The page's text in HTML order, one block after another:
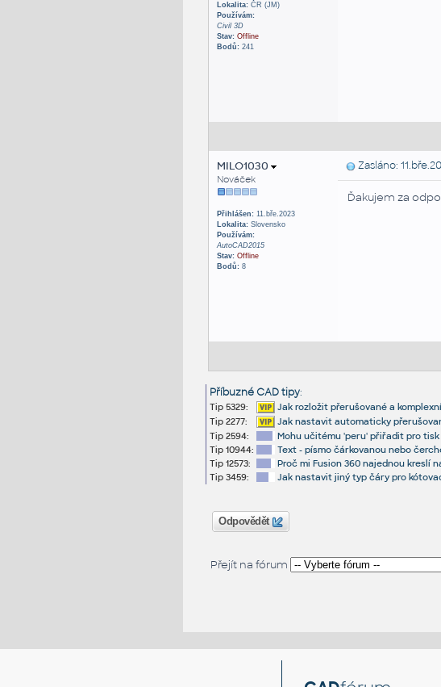
Lokalita:ČR (JM)
Používám:
Civil 3D
Stav: Offline
Bodů:241
MILO1030
Nováček
Přihlášen:11.bře.2023
Lokalita:Slovensko
Používám:
AutoCAD2015
Stav: Offline
Bodů:8
Zasláno:
Ďakujem za
Příbuzné CAD tipy:
Tip 5329:
Jak rozložit přerušované a
Tip 2277:
Jak nastavit automaticky
Tip 2594:
Mohu učitému 'peru' přiřadit pro
Tip 10944:
Text - písmo čárkovanou nebo
Tip 12573:
Proč mi Fusion 360 najednou kreslí
Tip 3459:
Jak nastavit jiný typ čáry pro
Odpovědět
Přejít na fórum